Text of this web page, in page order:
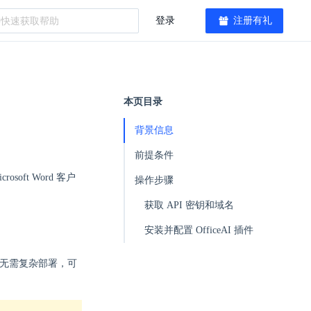
登录 注册有礼
Word 客户
需复杂部署，可
本页目录
背景信息
前提条件
操作步骤
获取 API 密钥和域名
安装并配置 OfficeAI 插件